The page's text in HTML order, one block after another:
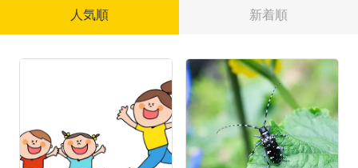
人気順 新着順